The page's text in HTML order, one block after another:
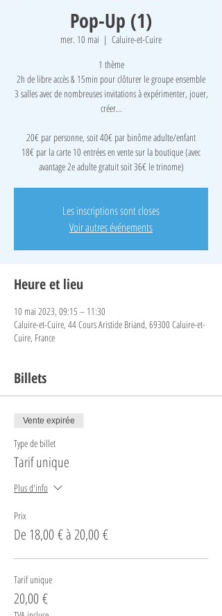
Pop-Up (1)
mer. 10 mai
  |
Caluire-et-Cuire
1 thème
2h de libre accès & 15min pour clôturer le groupe ensemble
3 salles avec de nombreuses invitations à expérimenter, jouer,
créer...
​20€ par personne, soit 40€ par binôme adulte/enfant
18€ par la carte 10 entrées en vente sur la boutique (avec
avantage 2e adulte gratuit soit 36€ le trinome)
Les inscriptions sont closes
Voir autres événements
Heure et lieu
10 mai 2023, 09:15 – 11:30
Caluire-et-Cuire, 44 Cours Aristide Briand, 69300 Caluire-et-
Cuire, France
Billets
Vente expirée
Type de billet
Tarif unique
Plus d'info
Prix
De 18,00 € à 20,00 €
Tarif unique
20,00 €